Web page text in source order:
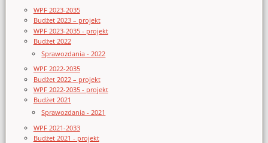
WPF 2023-2035
Budżet 2023 – projekt
WPF 2023-2035 - projekt
Budżet 2022
Sprawozdania - 2022
WPF 2022-2035
Budżet 2022 – projekt
WPF 2022-2035 - projekt
Budżet 2021
Sprawozdania - 2021
WPF 2021-2033
Budżet 2021 - projekt